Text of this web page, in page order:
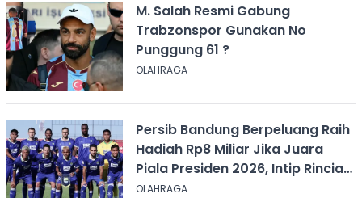
M. Salah Resmi Gabung
Trabzonspor Gunakan No
Punggung 61 ?
OLAHRAGA
Persib Bandung Berpeluang Raih
Hadiah Rp8 Miliar Jika Juara
Piala Presiden 2026, Intip Rincian
Bonusnya
OLAHRAGA